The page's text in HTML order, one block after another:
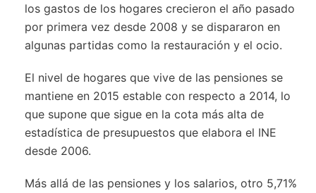
los gastos de los hogares crecieron el año pasado
por primera vez desde 2008 y se dispararon en
algunas partidas como la restauración y el ocio.
El nivel de hogares que vive de las pensiones se
mantiene en 2015 estable con respecto a 2014, lo
que supone que sigue en la cota más alta de
estadística de presupuestos que elabora el INE
desde 2006.
Más allá de las pensiones y los salarios, otro 5,71%